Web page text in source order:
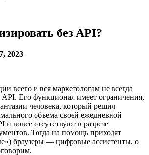
без API?
2023
всего и вся маркетологам не всегда
API. Его функционал имеет ограничения,
человека, который решил
объема своей ежедневной
вовсе отсутствуют в разрезе
Тогда на помощь приходят
браузеры — цифровые ассистенты, о